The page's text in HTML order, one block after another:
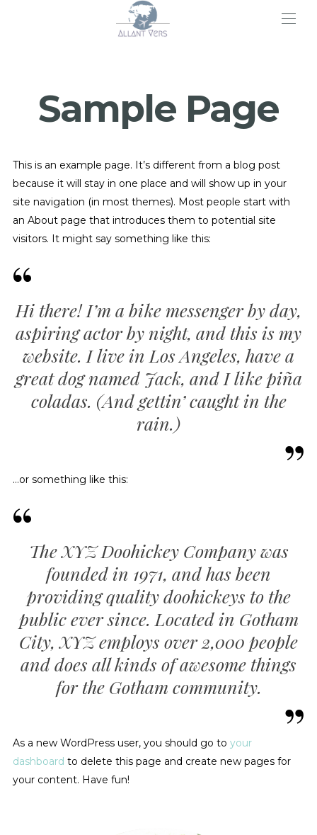
Sample Page
This is an example page. It’s different from a blog post
because it will stay in one place and will show up in your
site navigation (in most themes). Most people start with
an About page that introduces them to potential site
visitors. It might say something like this:
Hi there! I’m a bike messenger by day,
aspiring actor by night, and this is my
website. I live in Los Angeles, have a
great dog named Jack, and I like piña
coladas. (And gettin’ caught in the
rain.)
…or something like this:
The XYZ Doohickey Company was
founded in 1971, and has been
providing quality doohickeys to the
public ever since. Located in Gotham
City, XYZ employs over 2,000 people
and does all kinds of awesome things
for the Gotham community.
As a new WordPress user, you should go to your
dashboard to delete this page and create new pages for
your content. Have fun!